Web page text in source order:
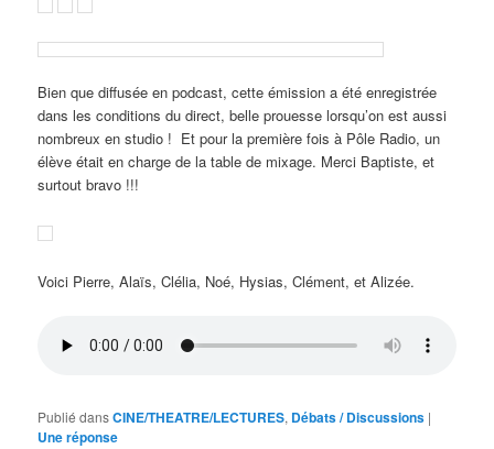
Bien que diffusée en podcast, cette émission a été enregistrée
dans les conditions du direct, belle prouesse lorsqu’on est aussi
nombreux en studio ! Et pour la première fois à Pôle Radio, un
élève était en charge de la table de mixage. Merci Baptiste, et
surtout bravo !!!
Voici Pierre, Alaïs, Clélia, Noé, Hysias, Clément, et Alizée.
Publié dansCINE/THEATRE/LECTURES, Débats / Discussions |
Uneréponse